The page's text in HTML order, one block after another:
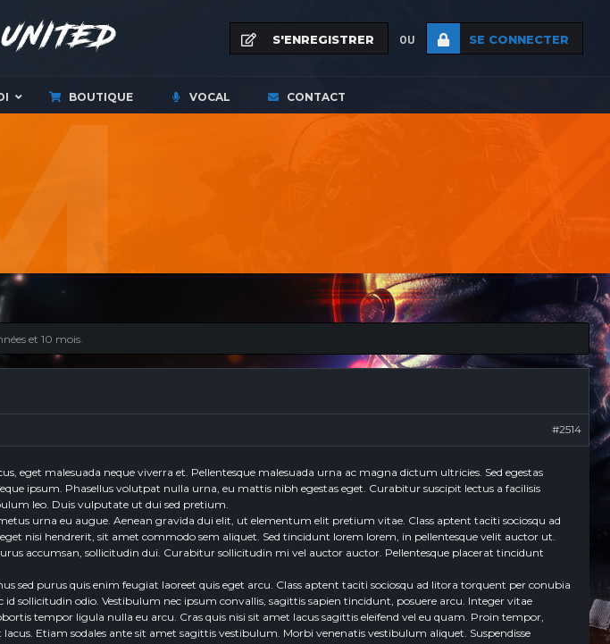
S'ENREGISTRER OU SE CONNECTER
BOUTIQUE VOCAL CONTACT
et 10 mois.
#2514
eget malesuada neque viverra et. Pellentesque malesuada urna ac magna dictum ultricies. Sed egestas
ipsum. Phasellus volutpat nulla urna, eu mattis nibh egestas eget. Curabitur suscipit lectus a facilisis
leo. Duis vulputate ut dui sed pretium.
urna eu augue. Aenean gravida dui elit, ut elementum elit pretium vitae. Class aptent taciti sociosqu ad
nisi hendrerit, sit amet commodo sem aliquet. Sed tincidunt lorem lorem, in pellentesque velit auctor ut.
accumsan, sollicitudin dui. Curabitur sollicitudin mi vel auctor auctor. Pellentesque placerat tincidunt
sed purus quis enim feugiat laoreet quis eget arcu. Class aptent taciti sociosqu ad litora torquent per conubia
sollicitudin odio. Vestibulum nec ipsum convallis, sagittis sapien tincidunt, posuere arcu. Integer vitae
tempor ligula nulla eu arcu. Cras quis nisi sit amet lacus sagittis eleifend vel eu quam. Proin tempor,
Etiam sodales ante sit amet sagittis vestibulum. Morbi venenatis vestibulum aliquet. Suspendisse